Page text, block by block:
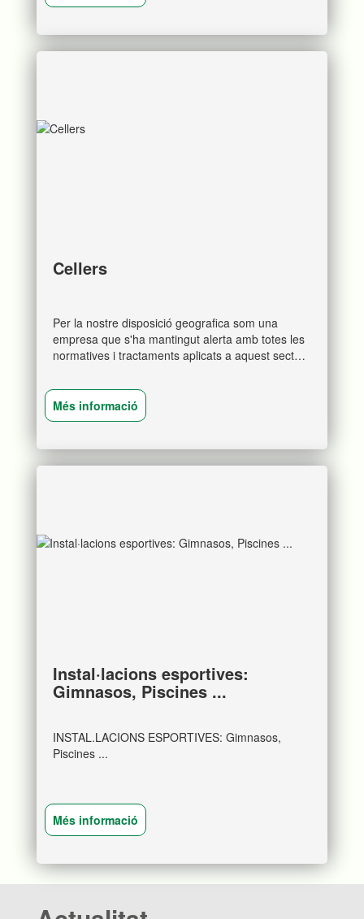
Cellers
Per la nostre disposició geografica som una
empresa que s'ha mantingut alerta amb totes les
normatives i tractaments aplicats a aquest sector
comarca.
Més informació
Instal·lacions esportives:
Gimnasos, Piscines ...
INSTAL.LACIONS ESPORTIVES: Gimnasos,
Piscines ...
Més informació